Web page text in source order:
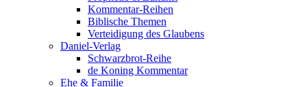
Kommentar-Reihen
Biblische Themen
Verteidigung des Glaubens
Daniel-Verlag
Schwarzbrot-Reihe
de Koning Kommentar
Ehe & Familie